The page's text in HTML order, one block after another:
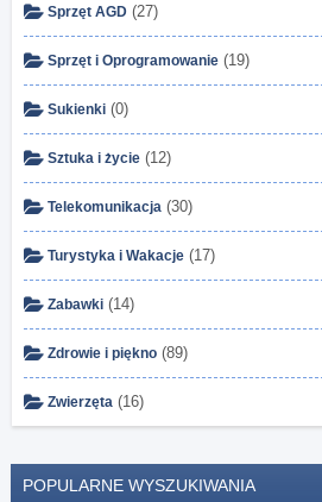
Sprzęt AGD (27)
Sprzęt i Oprogramowanie (19)
Sukienki (0)
Sztuka i życie (12)
Telekomunikacja (30)
Turystyka i Wakacje (17)
Zabawki (14)
Zdrowie i piękno (89)
Zwierzęta (16)
POPULARNE WYSZUKIWANIA